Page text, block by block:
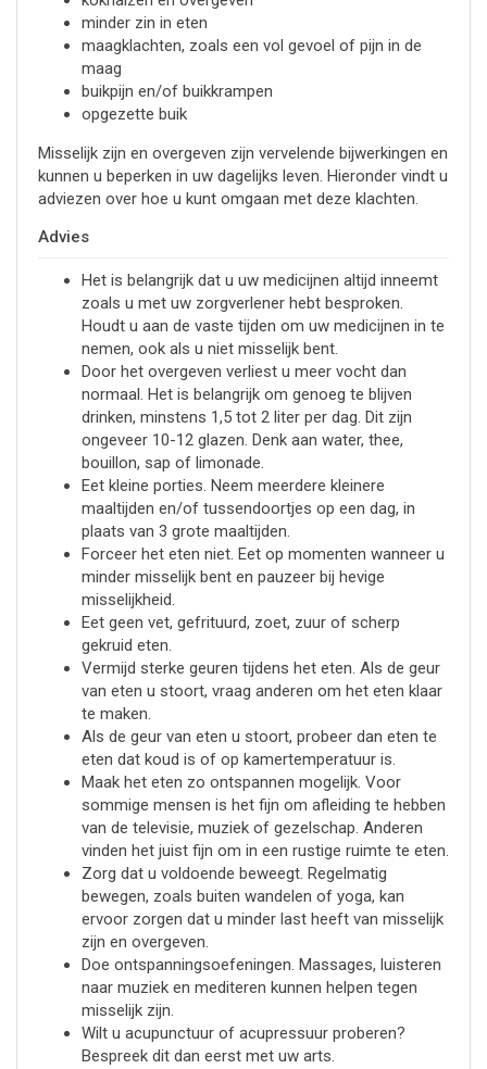
minder zin in eten
maagklachten, zoals een vol gevoel of pijn in de
maag
buikpijn en/of buikkrampen
opgezette buik
Misselijk zijn en overgeven zijn vervelende bijwerkingen en
kunnen u beperken in uw dagelijks leven. Hieronder vindt u
adviezen over hoe u kunt omgaan met deze klachten.
Advies
Het is belangrijk dat u uw medicijnen altijd inneemt
zoals u met uw zorgverlener hebt besproken.
Houdt u aan de vaste tijden om uw medicijnen in te
nemen, ook als u niet misselijk bent.
Door het overgeven verliest u meer vocht dan
normaal. Het is belangrijk om genoeg te blijven
drinken, minstens 1,5 tot 2 liter per dag. Dit zijn
ongeveer 10-12 glazen. Denk aan water, thee,
bouillon, sap of limonade.
Eet kleine porties. Neem meerdere kleinere
maaltijden en/of tussendoortjes op een dag, in
plaats van 3 grote maaltijden.
Forceer het eten niet. Eet op momenten wanneer u
minder misselijk bent en pauzeer bij hevige
misselijkheid.
Eet geen vet, gefrituurd, zoet, zuur of scherp
gekruid eten.
Vermijd sterke geuren tijdens het eten. Als de geur
van eten u stoort, vraag anderen om het eten klaar
te maken.
Als de geur van eten u stoort, probeer dan eten te
eten dat koud is of op kamertemperatuur is.
Maak het eten zo ontspannen mogelijk. Voor
sommige mensen is het fijn om afleiding te hebben
van de televisie, muziek of gezelschap. Anderen
vinden het juist fijn om in een rustige ruimte te eten.
Zorg dat u voldoende beweegt. Regelmatig
bewegen, zoals buiten wandelen of yoga, kan
ervoor zorgen dat u minder last heeft van misselijk
zijn en overgeven.
Doe ontspanningsoefeningen. Massages, luisteren
naar muziek en mediteren kunnen helpen tegen
misselijk zijn.
Wilt u acupunctuur of acupressuur proberen?
Bespreek dit dan eerst met uw arts.